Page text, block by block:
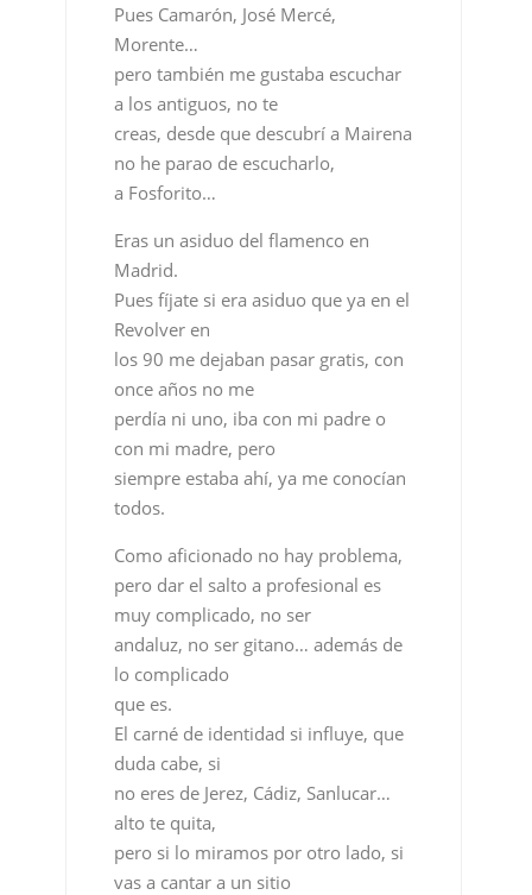
Pues Camarón, José Mercé,
Morente…
pero también me gustaba escuchar
a los antiguos, no te
creas, desde que descubrí a Mairena
no he parao de escucharlo,
a Fosforito…
Eras un asiduo del flamenco en
Madrid.
Pues fíjate si era asiduo que ya en el
Revolver en
los 90 me dejaban pasar gratis, con
once años no me
perdía ni uno, iba con mi padre o
con mi madre, pero
siempre estaba ahí, ya me conocían
todos.
Como aficionado no hay problema,
pero dar el salto a profesional es
muy complicado, no ser
andaluz, no ser gitano… además de
lo complicado
que es.
El carné de identidad si influye, que
duda cabe, si
no eres de Jerez, Cádiz, Sanlucar…
alto te quita,
pero si lo miramos por otro lado, si
vas a cantar a un sitio